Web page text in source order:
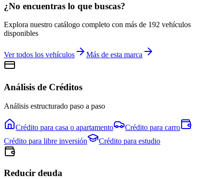
¿No encuentras lo que buscas?
Explora nuestro catálogo completo con más de 192 vehículos
disponibles
Ver todos los vehículos Más de esta marca
Análisis de Créditos
Análisis estructurado paso a paso
Crédito para casa o apartamento Crédito para carro
Crédito para libre inversión Crédito para estudio
Reducir deuda